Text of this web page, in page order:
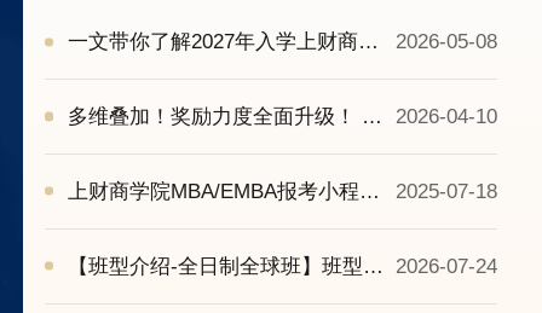
一文带你了解2027年入学上财商学
商界梦想家、奖学金、录取流程
等）
2026-05-08
多维叠加！奖励力度全面升级！ |
奖学金政策
2026-04-10
上财商学院MBA/EMBA报考小程序
赢在起跑线！
2025-07-18
【班型介绍-全日制全球班】班型亮
2026-07-24